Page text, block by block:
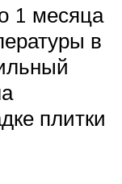
1 месяца
в
плитки